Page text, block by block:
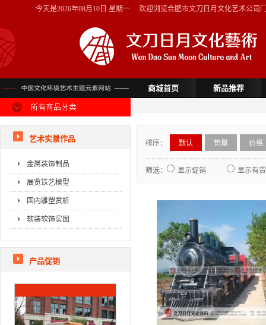
今天是2026年08月10日 星期一 欢迎浏览合肥市文刀日月文化艺术公司
商城首页 新品推荐
艺术实景作品
金属装饰制品
展览铁艺模型
国内雕塑赏析
软装软饰实图
产品促销
排序： 默认 销量 价格
筛选： 显示促销 显示有货